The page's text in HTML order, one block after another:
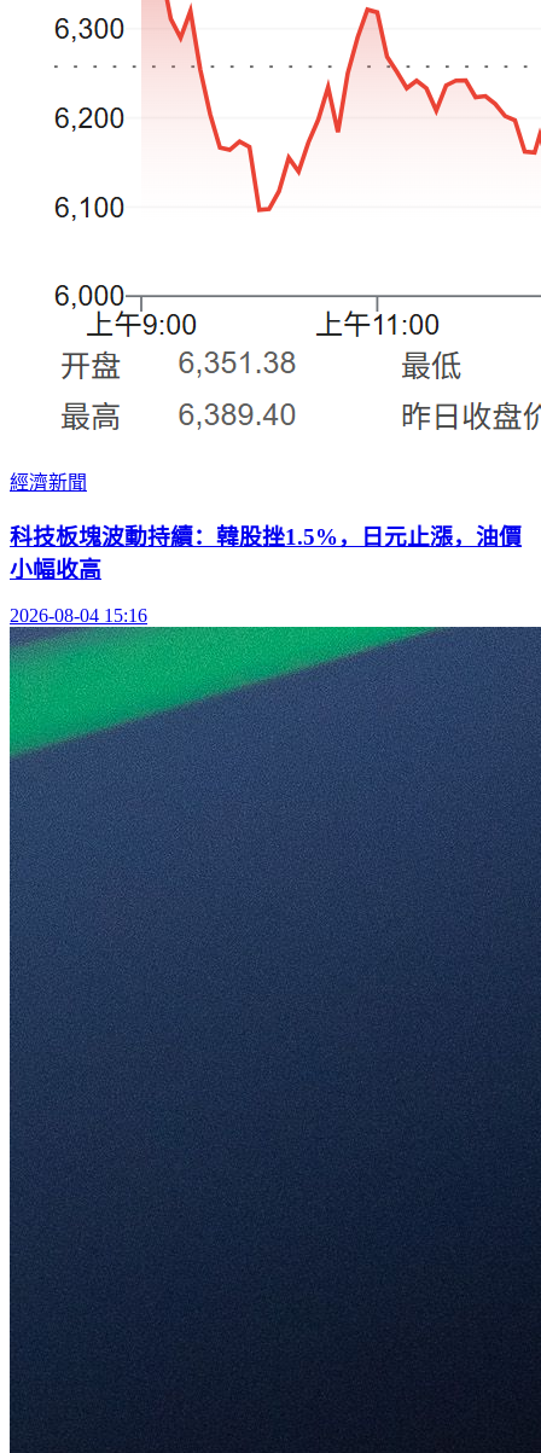
經濟新聞
科技板塊波動持續：韓股挫1.5%，日元止漲，油價
小幅收高
2026-08-04 15:16